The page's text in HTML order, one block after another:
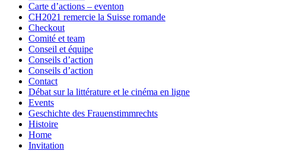
Carte d’actions – eventon
CH2021 remercie la Suisse romande
Checkout
Comité et team
Conseil et équipe
Conseils d’action
Conseils d’action
Contact
Débat sur la littérature et le cinéma en ligne
Events
Geschichte des Frauenstimmrechts
Histoire
Home
Invitation